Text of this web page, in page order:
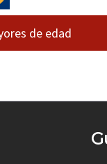
de edad